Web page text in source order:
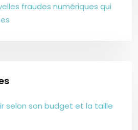
fraudes numériques qui
selon son budget et la taille